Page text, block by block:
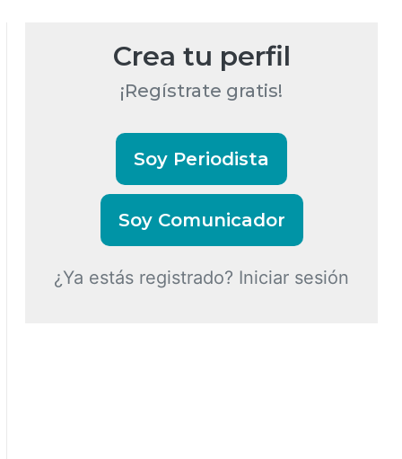
Crea tu perfil
¡Regístrate gratis!
Soy Periodista
Soy Comunicador
¿Ya estás registrado? Iniciar sesión